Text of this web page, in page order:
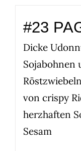
#23
Dicke
Sojabohnen
von crispy
herzhaften
Sesam